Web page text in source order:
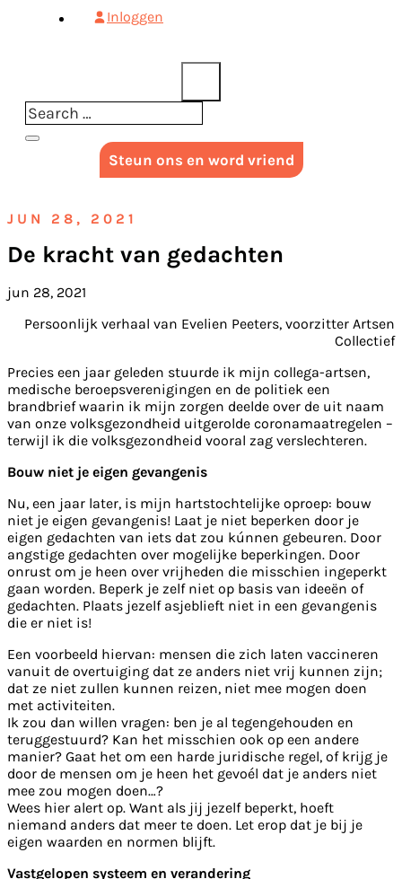
Inloggen
Steun ons en word vriend
JUN 28, 2021
De kracht van gedachten
jun 28, 2021
Persoonlijk verhaal van Evelien Peeters, voorzitter Artsen
Collectief
Precies een jaar geleden stuurde ik mijn collega-artsen,
medische beroepsverenigingen en de politiek een
brandbrief waarin ik mijn zorgen deelde over de uit naam
van onze volksgezondheid uitgerolde coronamaatregelen –
terwijl ik die volksgezondheid vooral zag verslechteren.
Bouw niet je eigen gevangenis
Nu, een jaar later, is mijn hartstochtelijke oproep: bouw
niet je eigen gevangenis! Laat je niet beperken door je
eigen gedachten van iets dat zou kúnnen gebeuren. Door
angstige gedachten over mogelijke beperkingen. Door
onrust om je heen over vrijheden die misschien ingeperkt
gaan worden. Beperk je zelf niet op basis van ideeën of
gedachten. Plaats jezelf asjeblieft niet in een gevangenis
die er niet is!
Een voorbeeld hiervan: mensen die zich laten vaccineren
vanuit de overtuiging dat ze anders niet vrij kunnen zijn;
dat ze niet zullen kunnen reizen, niet mee mogen doen
met activiteiten.
Ik zou dan willen vragen: ben je al tegengehouden en
teruggestuurd? Kan het misschien ook op een andere
manier? Gaat het om een harde juridische regel, of krijg je
door de mensen om je heen het gevoél dat je anders niet
mee zou mogen doen…?
Wees hier alert op. Want als jij jezelf beperkt, hoeft
niemand anders dat meer te doen. Let erop dat je bij je
eigen waarden en normen blijft.
Vastgelopen systeem en verandering